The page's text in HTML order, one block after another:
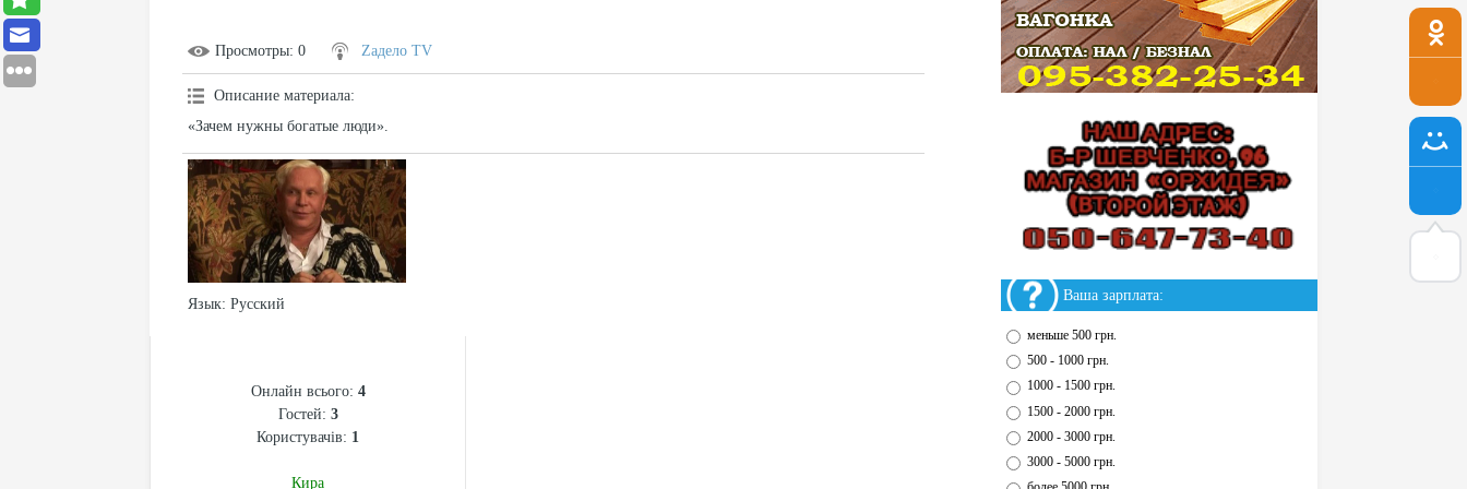
Просмотры: 0 Zадело TV
Описание материала:
«Зачем нужны богатые люди».
Язык: Русский
Ваша зарплата:
меньше 500 грн.
500 - 1000 грн.
1000 - 1500 грн.
1500 - 2000 грн.
2000 - 3000 грн.
3000 - 5000 грн.
Онлайн всього: 4
Гостей: 3
Користувачів: 1
Кира